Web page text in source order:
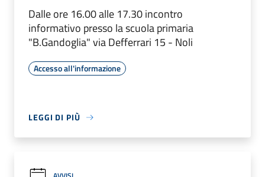
Dalle ore 16.00 alle 17.30 incontro
informativo presso la scuola primaria
"B.Gandoglia" via Defferrari 15 - Noli
Accesso all'informazione
LEGGI DI PIÙ